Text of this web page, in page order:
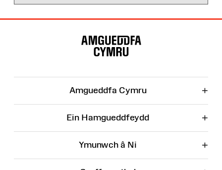
Amgueddfa Cymru +
Ein Hamgueddfeydd +
Ymunwch â Ni +